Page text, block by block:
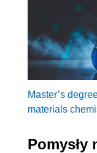
Master’s
materials
Pomysły